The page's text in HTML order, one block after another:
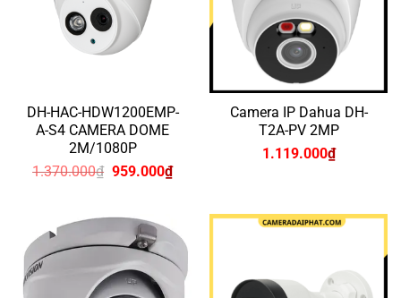
DH-HAC-HDW1200EMP-
A-S4 CAMERA DOME
2M/1080P
1.370.000₫ Giá
1.370.000₫.
959.000₫Giá
959.000₫.
Camera IP Dahua DH-
T2A-PV 2MP
1.119.000₫